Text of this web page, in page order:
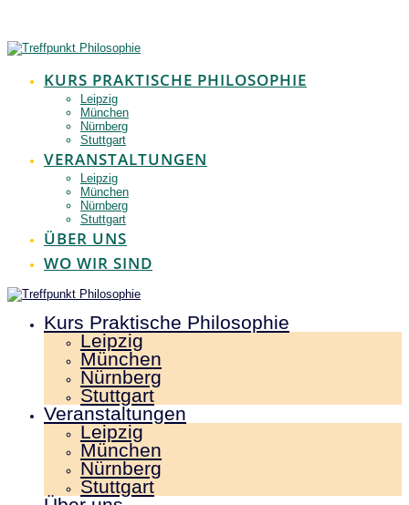
springen
KURS PRAKTISCHE PHILOSOPHIE
Leipzig
München
Nürnberg
Stuttgart
VERANSTALTUNGEN
Leipzig
München
Nürnberg
Stuttgart
ÜBER UNS
WO WIR SIND
Kurs Praktische Philosophie
Leipzig
München
Nürnberg
Stuttgart
Veranstaltungen
Leipzig
München
Nürnberg
Stuttgart